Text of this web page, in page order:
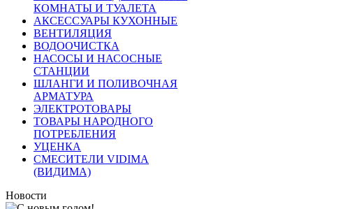
КОМНАТЫ И ТУАЛЕТА
АКСЕССУАРЫ КУХОННЫЕ
ВЕНТИЛЯЦИЯ
ВОДООЧИСТКА
НАСОСЫ И НАСОСНЫЕ
СТАНЦИИ
ШЛАНГИ И ПОЛИВОЧНАЯ
АРМАТУРА
ЭЛЕКТРОТОВАРЫ
ТОВАРЫ НАРОДНОГО
ПОТРЕБЛЕНИЯ
УЦЕНКА
СМЕСИТЕЛИ VIDIMA
(ВИДИМА)
Новости